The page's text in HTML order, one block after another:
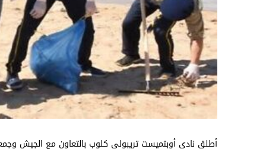
أطلق نادي أوبتميست تريبولي كلوب بالتعاون مع الجيش